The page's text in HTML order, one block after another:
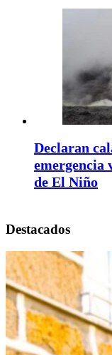
Declaran
emergencia
de El Niño
Destacados